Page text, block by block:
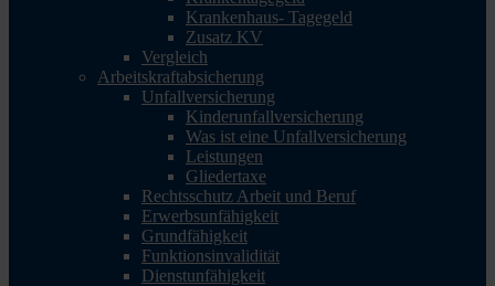
Krankenhaus- Tagegeld
Zusatz KV
Vergleich
Arbeitskraftabsicherung
Unfallversicherung
Kinderunfallversicherung
Was ist eine Unfallversicherung
Leistungen
Gliedertaxe
Rechtsschutz Arbeit und Beruf
Erwerbsunfähigkeit
Grundfähigkeit
Funktionsinvalidität
Dienstunfähigkeit